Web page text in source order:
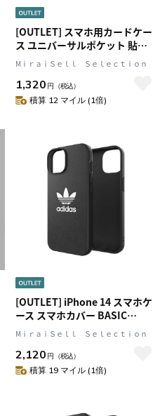
[OUTLET] スマホ用カードケー
ス ユニバーサルポケット 貼り
付けタイプ SAMBA(サンバ)シ
リーズ Maroon(マルー
ン)/Orange(オレンジ) ロゴ 繰
り返し使用可能な接着素材
MⅰｒａｉＳｅｌｌ Ｓｅｌｅｃｔｉｏｎ
1,320 円 （税込）
積算 12 マイル (1倍)
[OUTLET] iPhone 14 スマホケ
ース スマホカバー BASIC
Black(ブラック)/White(ホワイ
Originals[アディダス オリジナ
ルス]
MⅰｒａｉＳｅｌｌ Ｓｅｌｅｃｔｉｏｎ
2,120 円 （税込）
積算 19 マイル (1倍)